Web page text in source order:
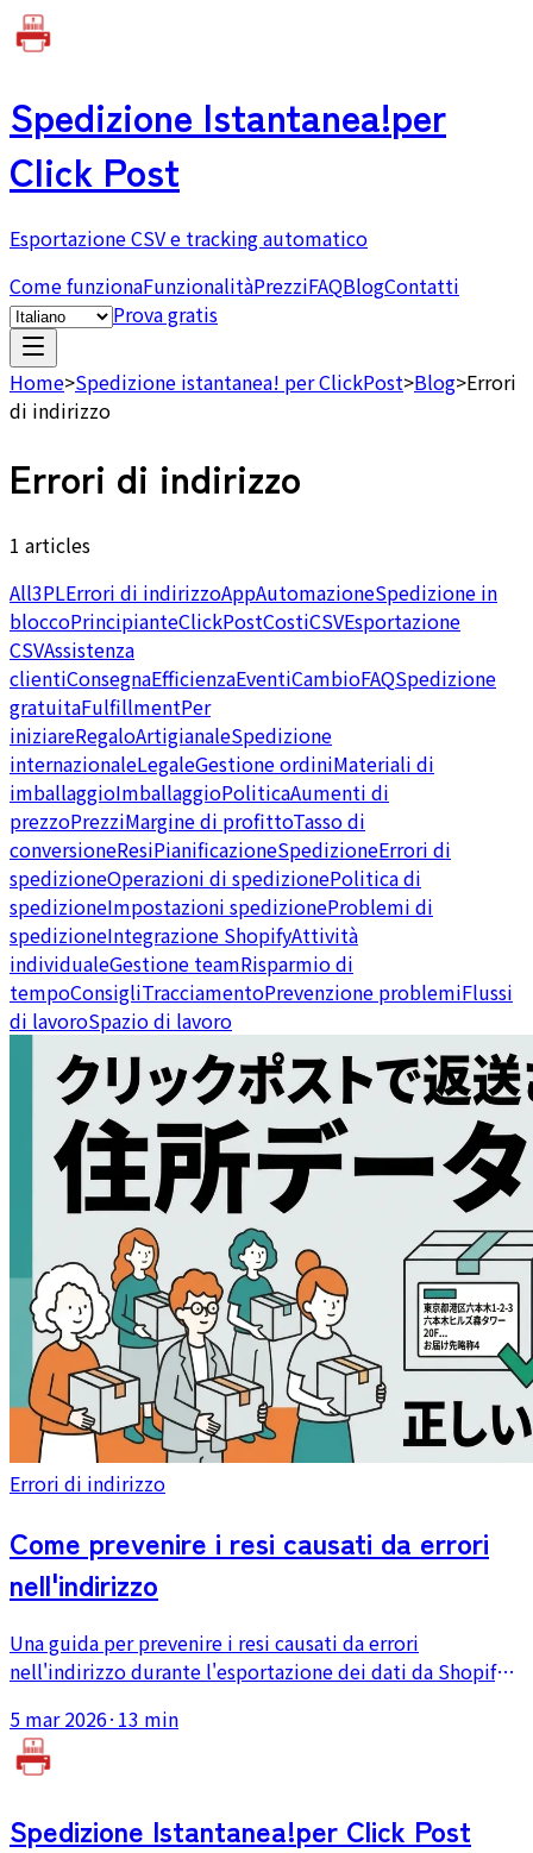
Spedizione Istantanea!per
Click Post
Esportazione CSV e tracking automatico
Come funzionaFunzionalitàPrezziFAQBlogContatti
Prova gratis
Home>Spedizione istantanea! per ClickPost>Blog>Errori
di indirizzo
Errori di indirizzo
1 articles
All3PLErrori di indirizzoAppAutomazioneSpedizione in
bloccoPrincipianteClickPostCostiCSVEsportazione
CSVAssistenza
clientiConsegnaEfficienzaEventiCambioFAQSpedizione
gratuitaFulfillmentPer
iniziareRegaloArtigianaleSpedizione
internazionaleLegaleGestione ordiniMateriali di
imballaggioImballaggioPoliticaAumenti di
prezzoPrezziMargine di profittoTasso di
conversioneResiPianificazioneSpedizioneErrori di
spedizioneOperazioni di spedizionePolitica di
spedizioneImpostazioni spedizioneProblemi di
spedizioneIntegrazione ShopifyAttività
individualeGestione teamRisparmio di
tempoConsigliTracciamentoPrevenzione problemiFlussi
di lavoroSpazio di lavoro
Errori di indirizzo
Come prevenire i resi causati da errori
nell'indirizzo
Una guida per prevenire i resi causati da errori
nell'indirizzo durante l'esportazione dei dati da Shopify a
suddivisione dell'indirizzo, i problemi di caratteri a
larghezza piena e mezza e le incongruenze di formato.
5 mar 2026· 13 min
Spedizione Istantanea!per Click Post